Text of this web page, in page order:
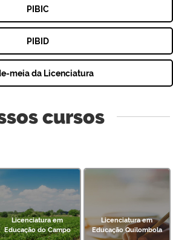
PIBIC
PIBID
meia da Licenciatura
cursos
Licenciatura em
Educação do Campo
Licenciatura em
Educação Quilombola